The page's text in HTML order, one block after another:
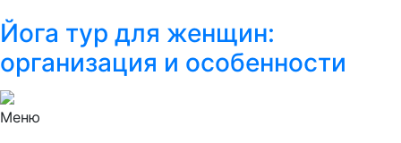
Йога тур для женщин:
организация и особенности
Меню